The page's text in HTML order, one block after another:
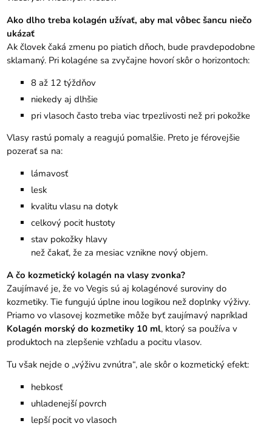
Ako dlho treba kolagén užívať, aby mal vôbec šancu niečo
ukázať
Ak človek čaká zmenu po piatich dňoch, bude pravdepodobne
sklamaný. Pri kolagéne sa zvyčajne hovorí skôr o horizontoch:
8 až 12 týždňov
niekedy aj dlhšie
pri vlasoch často treba viac trpezlivosti než pri pokožke
Vlasy rastú pomaly a reagujú pomalšie. Preto je férovejšie
pozerať sa na:
lámavosť
lesk
kvalitu vlasu na dotyk
celkový pocit hustoty
stav pokožky hlavy
než čakať, že za mesiac vznikne nový objem.
A čo kozmetický kolagén na vlasy zvonka?
Zaujímavé je, že vo Vegis sú aj kolagénové suroviny do
kozmetiky. Tie fungujú úplne inou logikou než doplnky výživy.
Priamo vo vlasovej kozmetike môže byť zaujímavý napríklad
Kolagén morský do kozmetiky 10 ml, ktorý sa používa v
produktoch na zlepšenie vzhľadu a pocitu vlasov.
Tu však nejde o „výživu zvnútra“, ale skôr o kozmetický efekt:
hebkosť
uhladenejší povrch
lepší pocit vo vlasoch